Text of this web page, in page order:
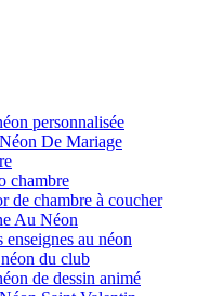
personnalisée
De Mariage
chambre
de chambre à coucher
Au Néon
enseignes au néon
du club
de dessin animé